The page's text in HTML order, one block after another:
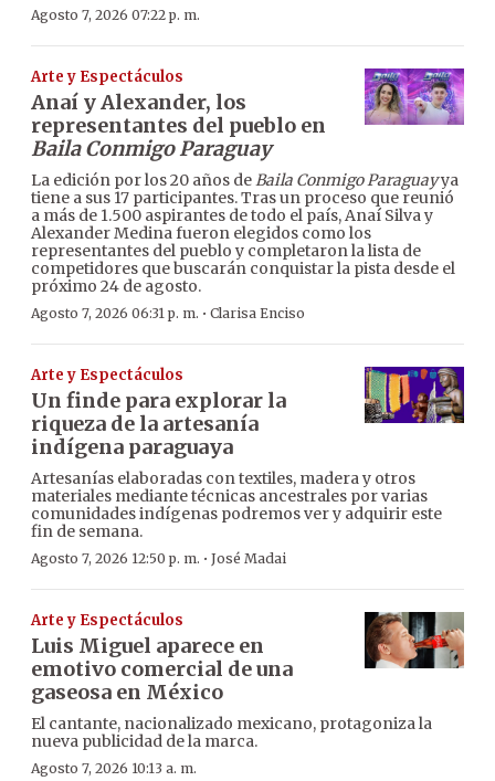
Agosto 7, 2026 07:22 p. m.
Arte y Espectáculos
Anaí y Alexander, los
representantes del pueblo en
Baila Conmigo Paraguay
La edición por los 20 años deBaila Conmigo Paraguayya
tiene a sus 17 participantes. Tras un proceso que reunió
a más de 1.500 aspirantes de todo el país, Anaí Silva y
Alexander Medina fueron elegidos como los
representantes del pueblo y completaron la lista de
competidores que buscarán conquistar la pista desde el
próximo 24 de agosto.
Agosto 7, 2026 06:31 p. m. · Clarisa Enciso
Arte y Espectáculos
Un finde para explorar la
riqueza de la artesanía
indígena paraguaya
Artesanías elaboradas con textiles, madera y otros
materiales mediante técnicas ancestrales por varias
comunidades indígenas podremos ver y adquirir este
fin de semana.
Agosto 7, 2026 12:50 p. m. · José Madai
Arte y Espectáculos
Luis Miguel aparece en
emotivo comercial de una
gaseosa en México
El cantante, nacionalizado mexicano, protagoniza la
nueva publicidad de la marca.
Agosto 7, 2026 10:13 a. m.